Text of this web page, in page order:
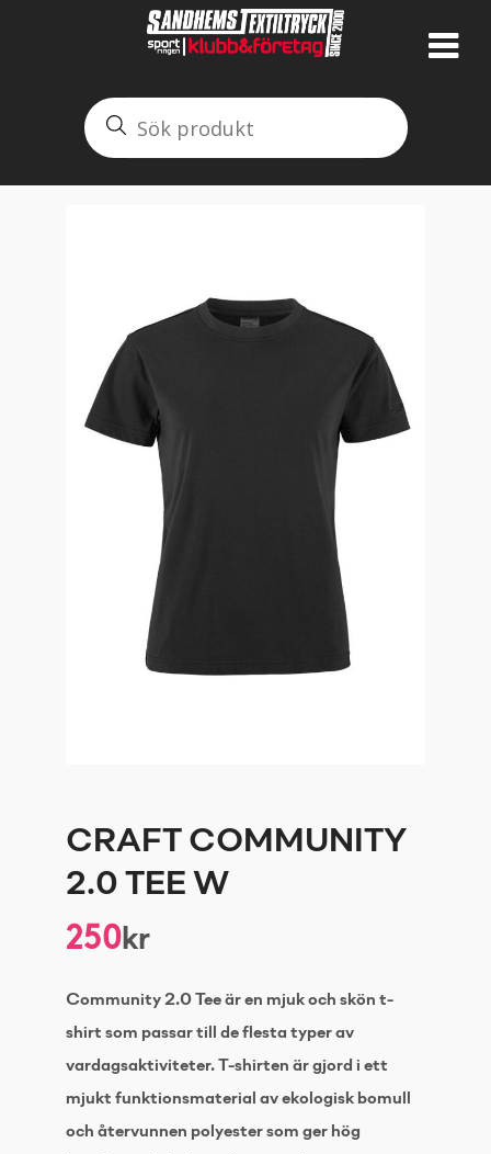
CRAFT COMMUNITY
2.0 TEE W
250kr
Community 2.0 Tee är en mjuk och skön t-
shirt som passar till de flesta typer av
vardagsaktiviteter. T-shirten är gjord i ett
mjukt funktionsmaterial av ekologisk bomull
och återvunnen polyester som ger hög